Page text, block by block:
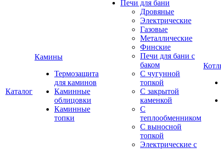
Каталог
Камины
Термозащита
для каминов
Каминные
облицовки
Каминные
топки
Печи для бани
Дровяные
Электрические
Газовые
Металлические
Финские
Печи для бани с
баком
С чугунной
топкой
С закрытой
каменкой
С
теплообменником
С выносной
топкой
Электрические с